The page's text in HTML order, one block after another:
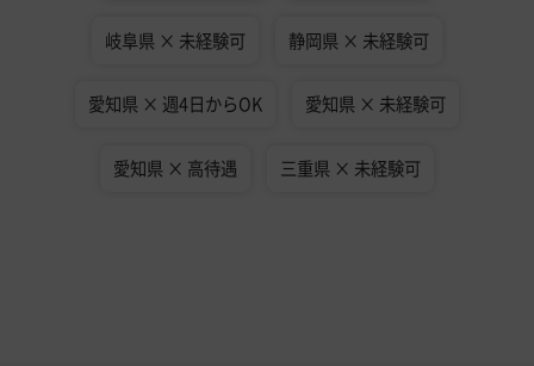
岐阜県 × 未経験可 静岡県 × 未経験可
愛知県 × 週4日からOK 愛知県 × 未経験可
愛知県 × 高待遇 三重県 × 未経験可